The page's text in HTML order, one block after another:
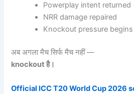
Powerplay intent returned
NRR damage repaired
Knockout pressure begins
अब अगला मैच सिर्फ मैच नहीं —
knockout है।
Official ICC T20 World Cup 2026